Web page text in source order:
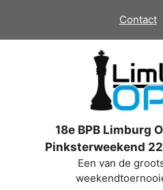
de
Contact
18e BPB Limburg
Pinksterweekend
Een van de